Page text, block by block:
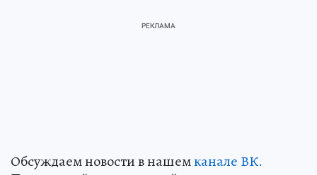
Обсуждаем новости в нашемканале ВК.